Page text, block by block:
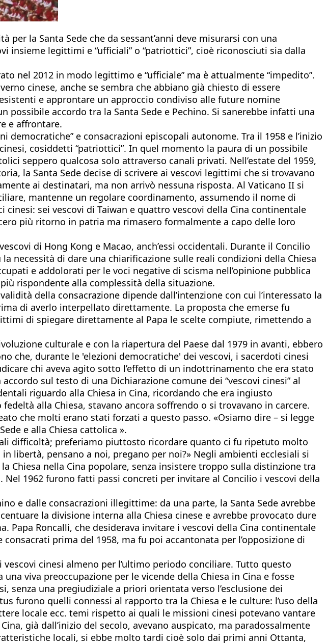
la Santa Sede che da sessant’anni deve misurarsi con una
insieme legittimi e “ufficiali” o “patriottici”, cioè riconosciuti sia dalla
nel 2012 in modo legittimo e “ufficiale” ma è attualmente “impedito”.
cinese, anche se sembra che abbiano già chiesto di essere
e approntare un approccio condiviso alle future nomine
accordo tra la Santa Sede e Pechino. Si sanerebbe infatti una
e affrontare.
e consacrazioni episcopali autonome. Tra il 1958 e l’inizio
cosiddetti “patriottici”. In quel momento la paura di un possibile
seppero qualcosa solo attraverso canali privati. Nell’estate del 1959,
la Santa Sede decise di scrivere ai vescovi legittimi che si trovavano
ai destinatari, ma non arrivò nessuna risposta. Al Vaticano II si
mantenne un regolare coordinamento, assumendo il nome di
sei vescovi di Taiwan e quattro vescovi della Cina continentale
più ritorno in patria ma rimasero formalmente a capo delle loro
di Hong Kong e Macao, anch’essi occidentali. Durante il Concilio
necessità di dare una chiarificazione sulle reali condizioni della Chiesa
e addolorati per le voci negative di scisma nell’opinione pubblica
rispondente alla complessità della situazione.
della consacrazione dipende dall’intenzione con cui l’interessato la
di averlo interpellato direttamente. La proposta che emerse fu
di spiegare direttamente al Papa le scelte compiute, rimettendo a
culturale e con la riapertura del Paese dal 1979 in avanti, ebbero
che, durante le 'elezioni democratiche' dei vescovi, i sacerdoti cinesi
chi aveva agito sotto l’effetto di un indottrinamento che era stato
sul testo di una Dichiarazione comune dei “vescovi cinesi” al
riguardo alla Chiesa in Cina, ricordando che era ingiusto
alla Chiesa, stavano ancora soffrendo o si trovavano in carcere.
che molti erano stati forzati a questo passo. «Osiamo dire – si legge
e alla Chiesa cattolica ».
difficoltà; preferiamo piuttosto ricordare quanto ci fu ripetuto molto
libertà, pensano a noi, pregano per noi?» Negli ambienti ecclesiali si
Chiesa nella Cina popolare, senza insistere troppo sulla distinzione tra
1962 furono fatti passi concreti per invitare al Concilio i vescovi della
e dalle consacrazioni illegittime: da una parte, la Santa Sede avrebbe
la divisione interna alla Chiesa cinese e avrebbe provocato dure
Roncalli, che desiderava invitare i vescovi della Cina continentale
prima del 1958, ma fu poi accantonata per l’opposizione di
cinesi almeno per l’ultimo periodo conciliare. Tutto questo
viva preoccupazione per le vicende della Chiesa in Cina e fosse
una pregiudiziale a priori orientata verso l’esclusione dei
furono quelli connessi al rapporto tra la Chiesa e le culture: l’uso della
locale ecc. temi rispetto ai quali le missioni cinesi potevano vantare
già dall’inizio del secolo, avevano auspicato, ma paradossalmente
locali, si ebbe molto tardi cioè solo dai primi anni Ottanta,